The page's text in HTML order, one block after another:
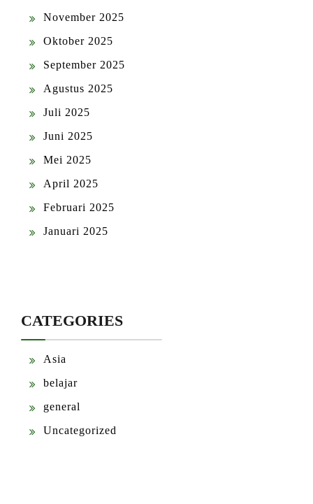
November 2025
Oktober 2025
September 2025
Agustus 2025
Juli 2025
Juni 2025
Mei 2025
April 2025
Februari 2025
Januari 2025
CATEGORIES
Asia
belajar
general
Uncategorized